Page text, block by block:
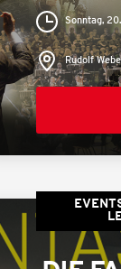
Sonntag,
Rudolf